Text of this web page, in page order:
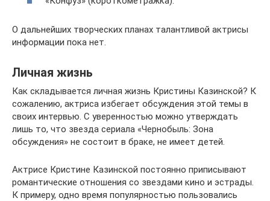
О дальнейших творческих планах талантливой актрисы
информации пока нет.
Личная жизнь
Как складывается личная жизнь Кристины Казинской? К
сожалению, актриса избегает обсуждения этой темы в
своих интервью. С уверенностью можно утверждать
лишь то, что звезда сериала «Чернобыль: Зона
обсуждения» не состоит в браке, не имеет детей.
Актрисе Кристине Казинской постоянно приписывают
романтические отношения со звездами кино и эстрады.
К примеру, одно время популярностью пользовались